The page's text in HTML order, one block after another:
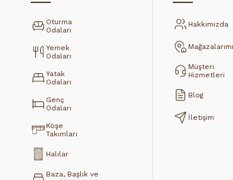
Oturma
Odaları
Yemek
Odaları
Yatak
Odaları
Genç
Odaları
Köşe
Takımları
Halılar
Baza, Başlık ve
Hakkımızda
Müşteri
Hizmetleri
Blog
İletişim